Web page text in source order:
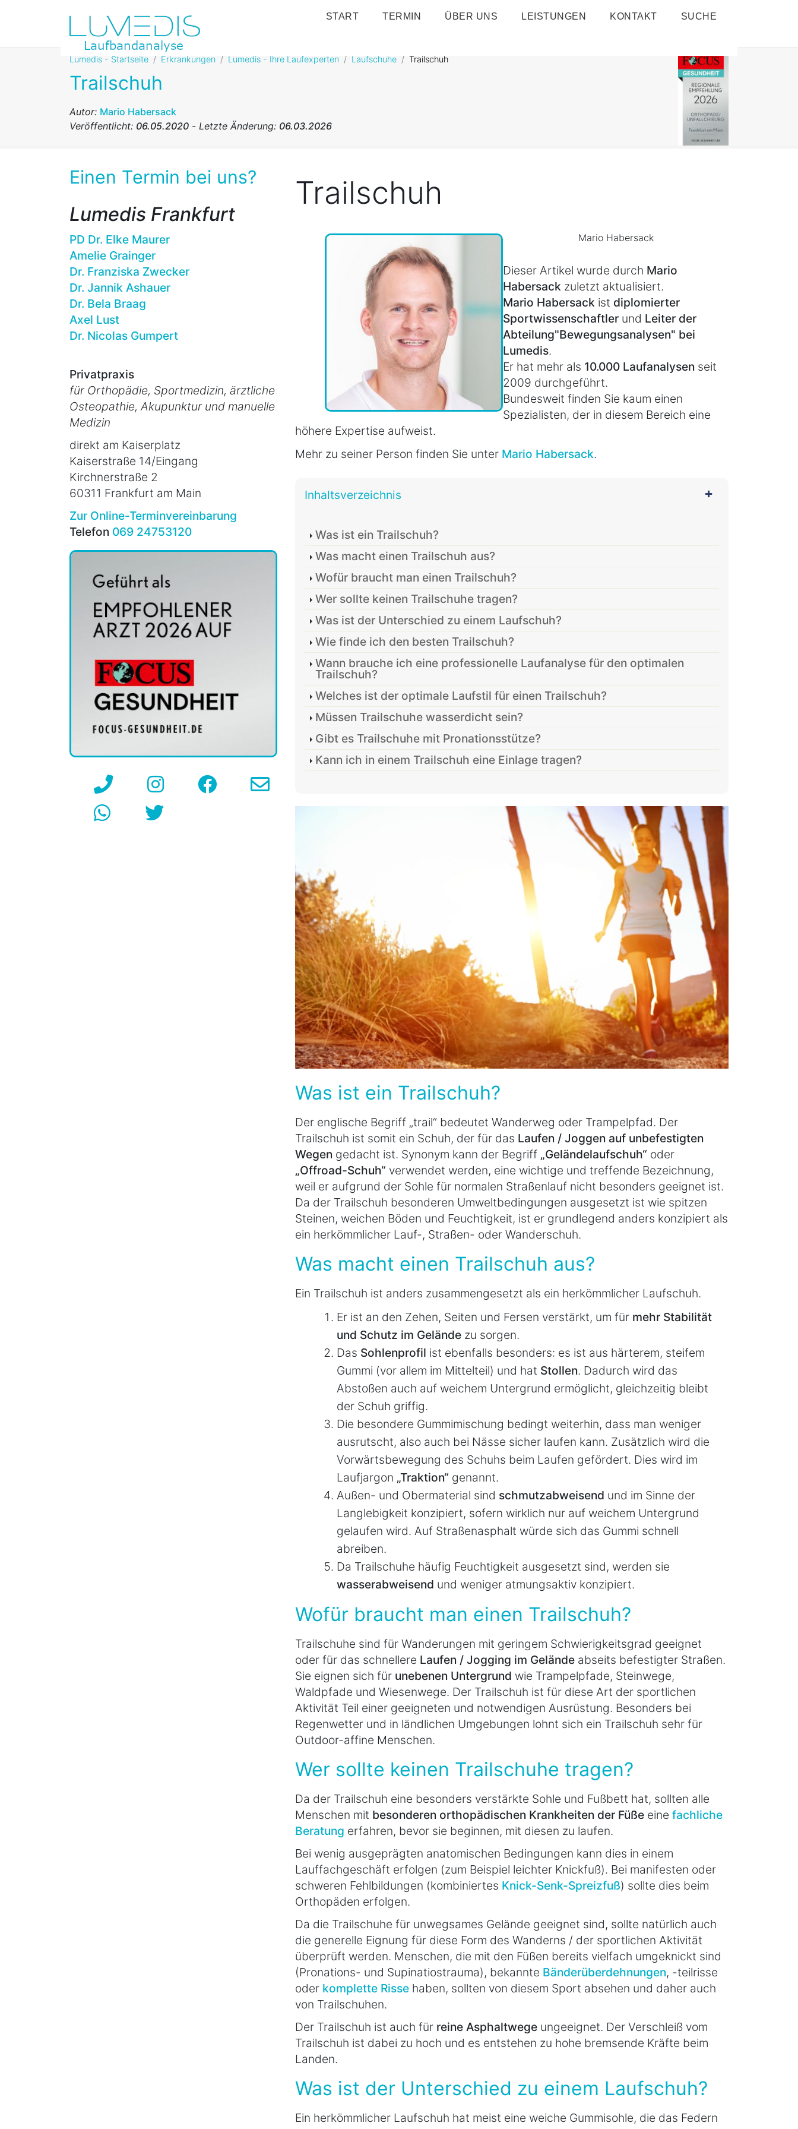
START TERMIN ÜBER UNS LEISTUNGEN KONTAKT SUCHE
Lumedis - Startseite Erkrankungen Lumedis - Ihre Laufexperten Laufschuhe Trailschuh
Trailschuh
Autor: Mario Habersack
Veröffentlicht: 06.05.2020 - Letzte Änderung: 06.03.2026
Einen Termin bei uns?
Lumedis Frankfurt
PD Dr. Elke Maurer
Amelie Grainger
Dr. Franziska Zwecker
Dr. Jannik Ashauer
Dr. Bela Braag
Axel Lust
Dr. Nicolas Gumpert
Privatpraxis
für Orthopädie, Sportmedizin, ärztliche
Osteopathie, Akupunktur und manuelle
Medizin
direkt am Kaiserplatz
Kaiserstraße 14/Eingang
Kirchnerstraße 2
60311 Frankfurt am Main
Zur Online-Terminvereinbarung
Telefon 069 24753120
Trailschuh
Mario Habersack
Dieser Artikel wurde durch Mario
Habersack zuletzt aktualisiert.
Mario Habersack ist diplomierter
Sportwissenschaftler und Leiter der
Abteilung"Bewegungsanalysen" bei
Lumedis.
Er hat mehr als 10.000 Laufanalysen seit
2009 durchgeführt.
Bundesweit finden Sie kaum einen
Spezialisten, der in diesem Bereich eine
höhere Expertise aufweist.
Mehr zu seiner Person finden Sie unter Mario Habersack.
Inhaltsverzeichnis
Was ist ein Trailschuh?
Was macht einen Trailschuh aus?
Wofür braucht man einen Trailschuh?
Wer sollte keinen Trailschuhe tragen?
Was ist der Unterschied zu einem Laufschuh?
Wie finde ich den besten Trailschuh?
Wann brauche ich eine professionelle Laufanalyse für den optimalen
Trailschuh?
Welches ist der optimale Laufstil für einen Trailschuh?
Müssen Trailschuhe wasserdicht sein?
Gibt es Trailschuhe mit Pronationsstütze?
Kann ich in einem Trailschuh eine Einlage tragen?
Was ist ein Trailschuh?
Der englische Begriff „trail“ bedeutet Wanderweg oder Trampelpfad. Der
Trailschuh ist somit ein Schuh, der für das Laufen / Joggen auf unbefestigten
Wegen gedacht ist. Synonym kann der Begriff „Geländelaufschuh“ oder
„Offroad-Schuh“ verwendet werden, eine wichtige und treffende Bezeichnung,
weil er aufgrund der Sohle für normalen Straßenlauf nicht besonders geeignet ist.
Da der Trailschuh besonderen Umweltbedingungen ausgesetzt ist wie spitzen
Steinen, weichen Böden und Feuchtigkeit, ist er grundlegend anders konzipiert als
ein herkömmlicher Lauf-, Straßen- oder Wanderschuh.
Was macht einen Trailschuh aus?
Ein Trailschuh ist anders zusammengesetzt als ein herkömmlicher Laufschuh.
Er ist an den Zehen, Seiten und Fersen verstärkt, um für mehr Stabilität
und Schutz im Gelände zu sorgen.
Das Sohlenprofil ist ebenfalls besonders: es ist aus härterem, steifem
Gummi (vor allem im Mittelteil) und hat Stollen. Dadurch wird das
Abstoßen auch auf weichem Untergrund ermöglicht, gleichzeitig bleibt
der Schuh griffig.
Die besondere Gummimischung bedingt weiterhin, dass man weniger
ausrutscht, also auch bei Nässe sicher laufen kann. Zusätzlich wird die
Vorwärtsbewegung des Schuhs beim Laufen gefördert. Dies wird im
Laufjargon „Traktion“ genannt.
Außen- und Obermaterial sind schmutzabweisend und im Sinne der
Langlebigkeit konzipiert, sofern wirklich nur auf weichem Untergrund
gelaufen wird. Auf Straßenasphalt würde sich das Gummi schnell
abreiben.
Da Trailschuhe häufig Feuchtigkeit ausgesetzt sind, werden sie
wasserabweisend und weniger atmungsaktiv konzipiert.
Wofür braucht man einen Trailschuh?
Trailschuhe sind für Wanderungen mit geringem Schwierigkeitsgrad geeignet
oder für das schnellere Laufen / Jogging im Gelände abseits befestigter Straßen.
Sie eignen sich für unebenen Untergrund wie Trampelpfade, Steinwege,
Waldpfade und Wiesenwege. Der Trailschuh ist für diese Art der sportlichen
Aktivität Teil einer geeigneten und notwendigen Ausrüstung. Besonders bei
Regenwetter und in ländlichen Umgebungen lohnt sich ein Trailschuh sehr für
Outdoor-affine Menschen.
Wer sollte keinen Trailschuhe tragen?
Da der Trailschuh eine besonders verstärkte Sohle und Fußbett hat, sollten alle
Menschen mit besonderen orthopädischen Krankheiten der Füße eine fachliche
Beratung erfahren, bevor sie beginnen, mit diesen zu laufen.
Bei wenig ausgeprägten anatomischen Bedingungen kann dies in einem
Lauffachgeschäft erfolgen (zum Beispiel leichter Knickfuß). Bei manifesten oder
schweren Fehlbildungen (kombiniertes Knick-Senk-Spreizfuß) sollte dies beim
Orthopäden erfolgen.
Da die Trailschuhe für unwegsames Gelände geeignet sind, sollte natürlich auch
die generelle Eignung für diese Form des Wanderns / der sportlichen Aktivität
überprüft werden. Menschen, die mit den Füßen bereits vielfach umgeknickt sind
(Pronations- und Supinatiostrauma), bekannte Bänderüberdehnungen, -teilrisse
oder komplette Risse haben, sollten von diesem Sport absehen und daher auch
von Trailschuhen.
Der Trailschuh ist auch für reine Asphaltwege ungeeignet. Der Verschleiß vom
Trailschuh ist dabei zu hoch und es entstehen zu hohe bremsende Kräfte beim
Landen.
Was ist der Unterschied zu einem Laufschuh?
Ein herkömmlicher Laufschuh hat meist eine weiche Gummisohle, die das Federn